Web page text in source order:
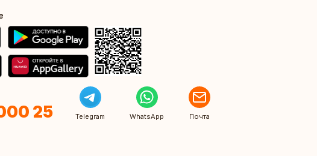
25 Telegram WhatsApp Почта